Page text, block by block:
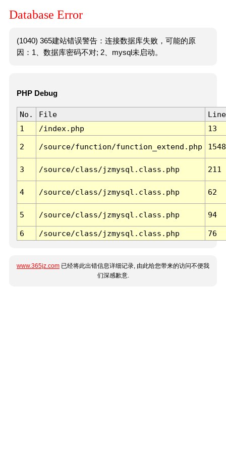
Database Error
(1040) 365建站错误警告：连接数据库失败，可能的原
因：1、数据库密码不对; 2、mysql未启动。
PHP Debug
No. File
Line
1
/index.php 13
2 /source/function/function_extend.php 1548
3 /source/class/jzmysql.class.php 211
4 /source/class/jzmysql.class.php 62
5 /source/class/jzmysql.class.php 94
6 /source/class/jzmysql.class.php 76
www.365jz.com 已经将此出错信息详细记录, 由此给您带来的访问不便我
们深感歉意.